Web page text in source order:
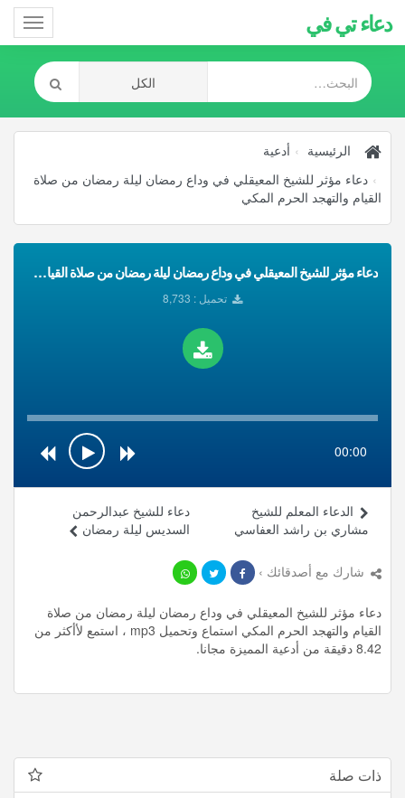
دعاء تي في
الرئيسية
أدعية
دعاء مؤثر للشيخ المعيقلي في وداع رمضان ليلة رمضان من صلاة
القيام والتهجد الحرم المكي
دعاء مؤثر للشيخ المعيقلي في وداع رمضان ليلة رمضان من صلاة القيام والتهجد الحرم المكي تحميل Mp3
تحميل : 8,733
00:00
دعاء للشيخ عبدالرحمن
السديس ليلة رمضان
الدعاء المعلم للشيخ
مشاري بن راشد العفاسي
شارك مع أصدقائك ›
دعاء مؤثر للشيخ المعيقلي في وداع رمضان ليلة رمضان من صلاة
القيام والتهجد الحرم المكي استماع وتحميل mp3 ، استمع لأأكثر من
8.42 دقيقة من أدعية المميزة مجانا.
ذات صلة